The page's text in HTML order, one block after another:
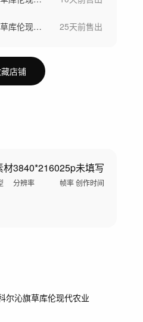
中国草都阿鲁科尔沁旗草库伦现代农业 25天前售出
店铺
材3840*2160
分辨率
25p
帧率
未填写
创作时间
尔沁旗草库伦现代农业